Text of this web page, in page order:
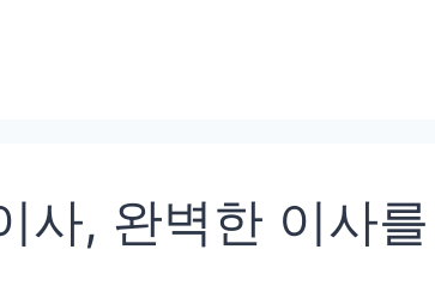
사, 완벽한 이사